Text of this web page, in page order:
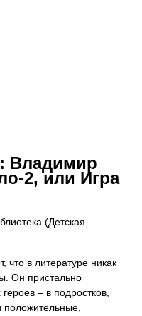
Владимир
2, или Игра
(Детская
что в литературе никак
Он пристально
– в подростков,
положительные,